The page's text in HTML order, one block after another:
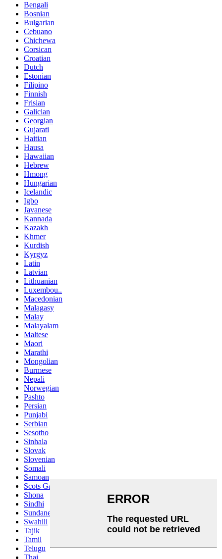
Bengali
Bosnian
Bulgarian
Cebuano
Chichewa
Corsican
Croatian
Dutch
Estonian
Filipino
Finnish
Frisian
Galician
Georgian
Gujarati
Haitian
Hausa
Hawaiian
Hebrew
Hmong
Hungarian
Icelandic
Igbo
Javanese
Kannada
Kazakh
Khmer
Kurdish
Kyrgyz
Latin
Latvian
Lithuanian
Luxembou..
Macedonian
Malagasy
Malay
Malayalam
Maltese
Maori
Marathi
Mongolian
Burmese
Nepali
Norwegian
Pashto
Persian
Punjabi
Serbian
Sesotho
Sinhala
Slovak
Slovenian
Somali
Samoan
Scots Gaelic
Shona
Sindhi
Sundanese
Swahili
Tajik
Tamil
Telugu
Thai